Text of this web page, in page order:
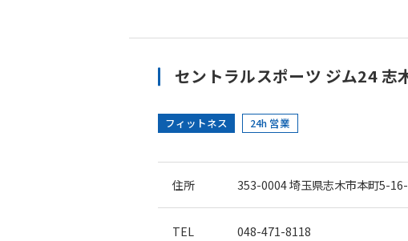
セントラルスポーツ ジム24 志
フィットネス 24h 営業
住所 353-0004埼玉県志木市本町5-
TEL 048-471-8118